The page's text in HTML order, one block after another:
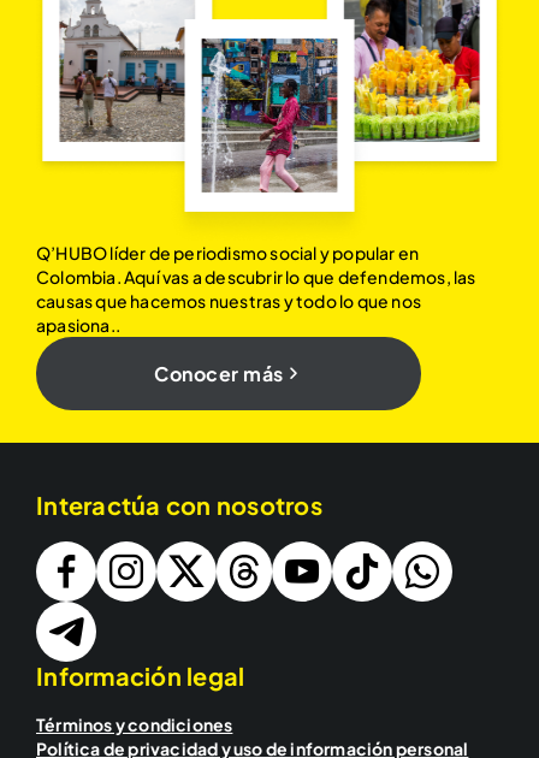
Q’HUBO líder de periodismo social y popular en
Colombia. Aquí vas a descubrir lo que defendemos, las
causas que hacemos nuestras y todo lo que nos
apasiona..
Conocer más
Interactúa con nosotros
Información legal
Términos y condiciones
Política de privacidad y uso de información personal